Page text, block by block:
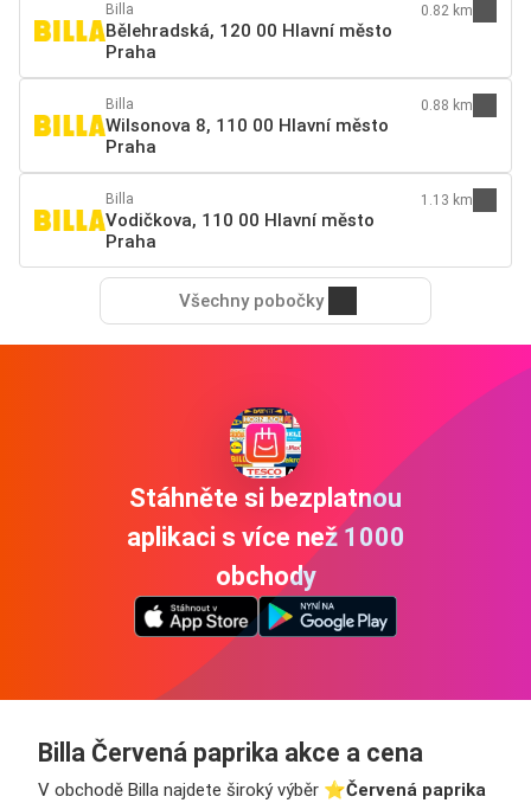
Billa
Bělehradská, 120 00 Hlavní město
Praha
0.82 km
Billa
Wilsonova 8, 110 00 Hlavní město
Praha
0.88 km
Billa
Vodičkova, 110 00 Hlavní město
Praha
1.13 km
Všechny pobočky
Stáhněte si bezplatnou
aplikaci s více než 1000
obchody
Billa Červená paprika akce a cena
V obchodě Billa najdete široký výběr ⭐️Červená paprika